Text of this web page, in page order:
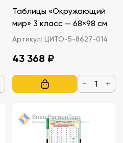
Таблицы «Окружающий
мир» 3 класс — 68×98 см
Артикул: ЦИТО-5-8627-014
43 368 ₽
− +